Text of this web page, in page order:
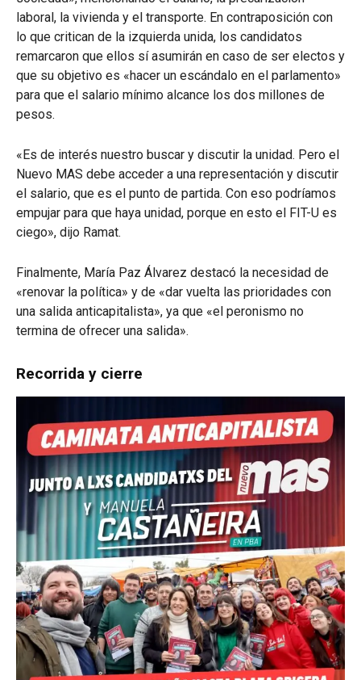
laboral, la vivienda y el transporte. En contraposición con
lo que critican de la izquierda unida, los candidatos
remarcaron que ellos sí asumirán en caso de ser electos y
que su objetivo es «hacer un escándalo en el parlamento»
para que el salario mínimo alcance los dos millones de
pesos.
«Es de interés nuestro buscar y discutir la unidad. Pero el
Nuevo MAS debe acceder a una representación y discutir
el salario, que es el punto de partida. Con eso podríamos
empujar para que haya unidad, porque en esto el FIT-U es
ciego», dijo Ramat.
Finalmente, María Paz Álvarez destacó la necesidad de
«renovar la política» y de «dar vuelta las prioridades con
una salida anticapitalista», ya que «el peronismo no
termina de ofrecer una salida».
Recorrida y cierre